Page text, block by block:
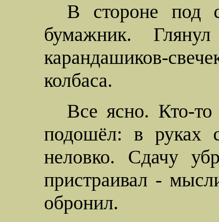
В стороне под
бумажник.
карандашиков-
колбаса.
Все ясно. Кто-то
подошёл: в руках
неловко. Сдачу
пристраивал -
обронил.